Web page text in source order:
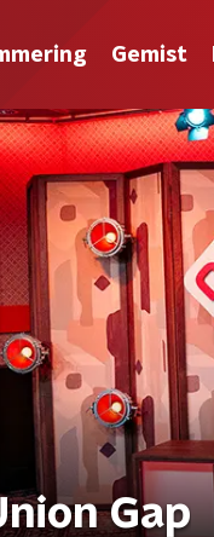
Gemist
Gap